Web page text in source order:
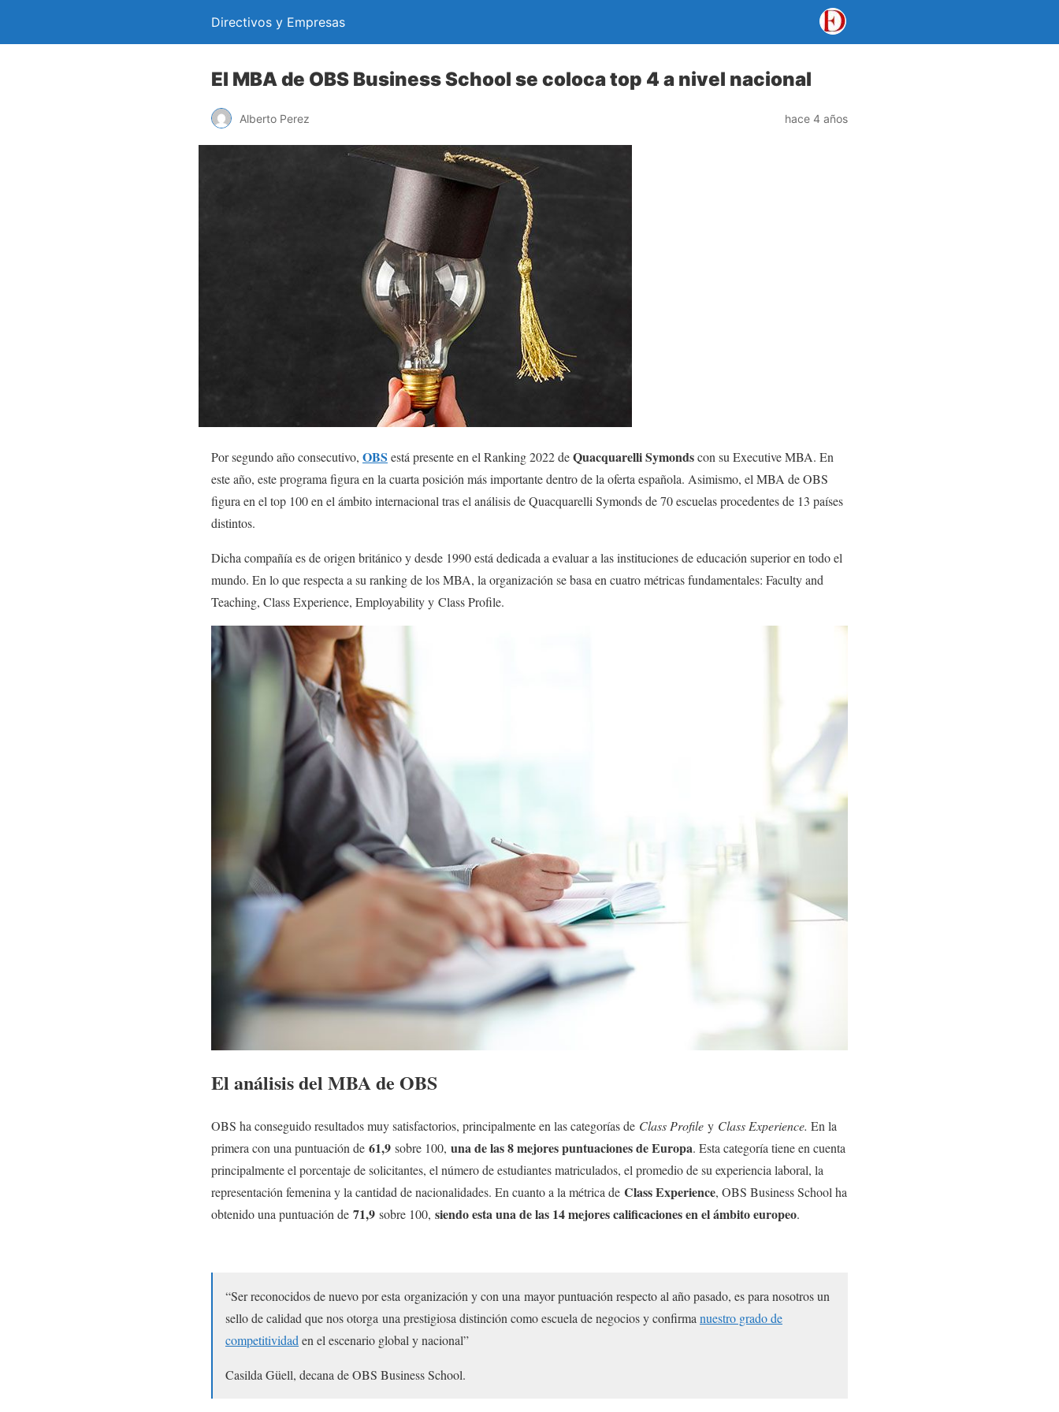
Directivos y Empresas
El MBA de OBS Business School se coloca top 4 a nivel nacional
Alberto Perez hace 4 años
Por segundo año consecutivo, OBS está presente en el Ranking 2022 deQuacquarelli Symondscon su Executive MBA. En
este año, este programa figura en la cuarta posición más importante dentro de la oferta española. Asimismo, el MBA de OBS
figura en el top 100 en el ámbito internacional tras el análisis de Quacquarelli Symonds de 70 escuelas procedentes de 13 países
distintos.
Dicha compañía es de origen británico y desde 1990 está dedicada a evaluar a las instituciones de educación superior en todo el
mundo. En lo que respecta a su ranking de los MBA, la organización se basa en cuatro métricas fundamentales: Faculty and
Teaching, Class Experience, Employability y Class Profile.
El análisis del MBA de OBS
OBS ha conseguido resultados muy satisfactorios, principalmente en las categorías de Class Profile y Class Experience. En la
primera con una puntuación de 61,9 sobre 100, una de las 8 mejores puntuaciones de Europa. Esta categoría tiene en cuenta
principalmente el porcentaje de solicitantes, el número de estudiantes matriculados, el promedio de su experiencia laboral, la
representación femenina y la cantidad de nacionalidades. En cuanto a la métrica de Class Experience, OBS Business School ha
obtenido una puntuación de 71,9 sobre 100, siendo esta una de las 14 mejores calificaciones en el ámbito europeo.
“Ser reconocidos de nuevo por esta organización y con una mayor puntuación respecto al año pasado, es para nosotros un
sello de calidad que nos otorga una prestigiosa distinción como escuela de negocios y confirma nuestro grado de
competitividad en el escenario global y nacional”
Casilda Güell, decana de OBS Business School.